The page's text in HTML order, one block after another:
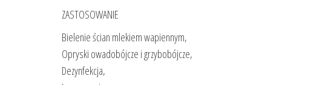
ZASTOSOWANIE
Bielenie ścian mlekiem wapiennym,
Opryski owadobójcze i grzybobójcze,
Dezynfekcja,